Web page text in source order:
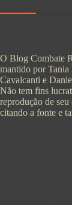
O Blog Combate
mantido por Tania
Cavalcanti e
Não tem fins
reprodução de
citando a fonte e